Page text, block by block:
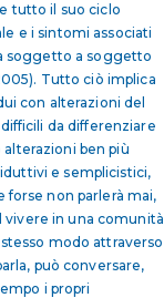
tutto il suo ciclo
e i sintomi associati
soggetto a soggetto
Tutto ciò implica
con alterazioni del
da differenziare
ben più
e semplicistici,
forse non parlerà mai,
vivere in una comunità
modo attraverso
può conversare,
i propri